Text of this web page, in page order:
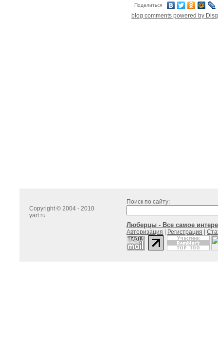
Поделиться
blog comments powered by
Copyright © 2004 - 2010
yart.ru
Поиск по сайту:
Люберцы - Все самое
Авторизация Регистрация